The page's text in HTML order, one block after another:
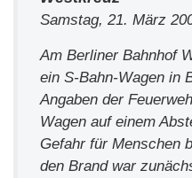
Samstag, 21. März
Am Berliner Bahnhof
ein S-Bahn-Wagen in
Angaben der
Wagen auf einem
Gefahr für Menschen
den Brand war